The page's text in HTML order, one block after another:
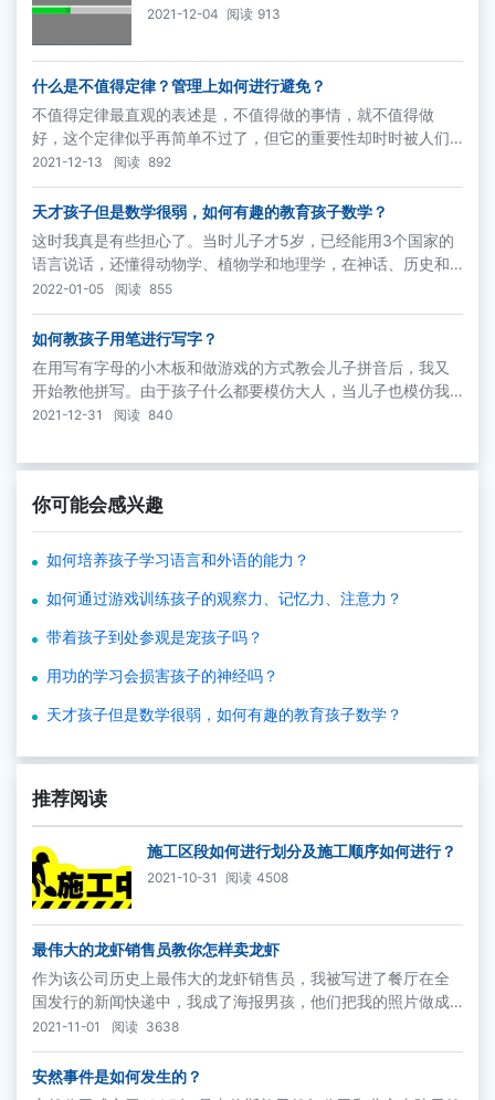
2021-12-04 阅读 913
什么是不值得定律？管理上如何进行避免？
不值得定律最直观的表述是，不值得做的事情，就不值得做
好，这个定律似乎再简单不过了，但它的重要性却时时被人们
疏忘。不值得定律反映出人们的一种心理，一个人如果从事的
是一份自认为不值得做的事情，往往会保持冷嘲热讽，敷衍了
事的态度。
2021-12-13 阅读 892
天才孩子但是数学很弱，如何有趣的教育孩子数学？
这时我真是有些担心了。当时儿子才5岁，已经能用3个国家的
语言说话，还懂得动物学、植物学和地理学，在神话、历史和
文学方面也已达到初中毕业生的水平。可是，他在数学方面却
很弱，连乘法口诀都不会。他是否在学业上有所偏向了呢？
2022-01-05 阅读 855
如何教孩子用笔进行写字？
在用写有字母的小木板和做游戏的方式教会儿子拼音后，我又
开始教他拼写。由于孩子什么都要模仿大人，当儿子也模仿我
要用笔时，我便抓住这一机会，教他写字。
2021-12-31 阅读 840
你可能会感兴趣
如何培养孩子学习语言和外语的能力？
如何通过游戏训练孩子的观察力、记忆力、注意力？
带着孩子到处参观是宠孩子吗？
用功的学习会损害孩子的神经吗？
天才孩子但是数学很弱，如何有趣的教育孩子数学？
推荐阅读
施工区段如何进行划分及施工顺序如何进行？
2021-10-31 阅读 4508
最伟大的龙虾销售员教你怎样卖龙虾
作为该公司历史上最伟大的龙虾销售员，我被写进了餐厅在全
国发行的新闻快递中，我成了海报男孩，他们把我的照片做成
大海报，用来激发其他服务员的能量和潜力，增进辅助菜品的
销售。“你是怎么做到这一切的？”每个人都疑惑不解。有趣的
是，我从来都没有泄露过这个秘密，直到今天。
2021-11-01 阅读 3638
安然事件是如何发生的？